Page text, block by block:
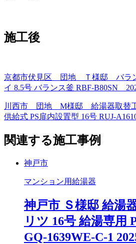
施工後
京都市伏見区 団地 Ｔ様邸 バラ
イ 8.5号 バランス釜 RBF-B80SN
川西市 団地 M様邸 給湯器取替
供給式 PS扉内設置型 16号 RUJ-
関連する施工事例
神戸市
マンション用給湯器
神戸市 Ｓ様邸 給湯
リツ 16号 給湯専用
GQ-1639WE-C-1